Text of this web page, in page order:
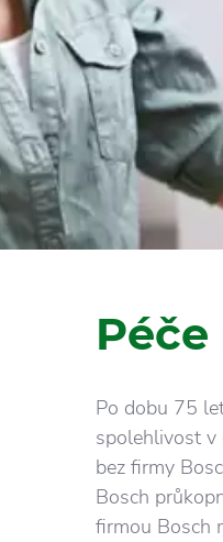
Po dobu 75
spolehlivost v
bez firmy
Bosch
firmou Bosch